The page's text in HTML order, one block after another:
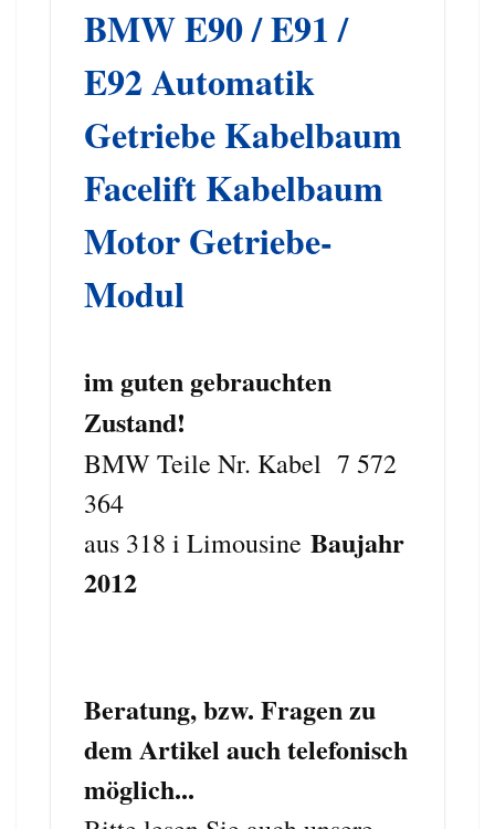
BMW E90 / E91 /
E92 Automatik
Getriebe Kabelbaum
Facelift Kabelbaum
Motor Getriebe-
Modul
im guten gebrauchten
Zustand!
BMW Teile Nr. Kabel 7 572
364
aus 318 i Limousine Baujahr
2012
Beratung, bzw. Fragen zu
dem Artikel auch telefonisch
möglich...